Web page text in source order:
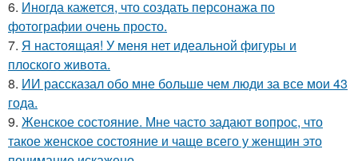
6. Иногда кажется, что создать персонажа по
фотографии очень просто.
7. Я настоящая! У меня нет идеальной фигуры и
плоского живота.
8. ИИ рассказал обо мне больше чем люди за все мои 43
года.
9. Женское состояние. Мне часто задают вопрос, что
такое женское состояние и чаще всего у женщин это